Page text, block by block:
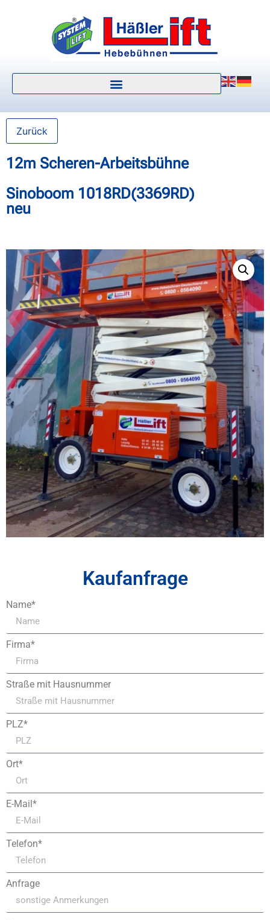
Zurück
12m Scheren-Arbeitsbühne
Sinoboom 1018RD(3369RD)
neu
Kaufanfrage
Name*
Firma*
Straße mit Hausnummer
PLZ*
Ort*
E-Mail*
Telefon*
Anfrage